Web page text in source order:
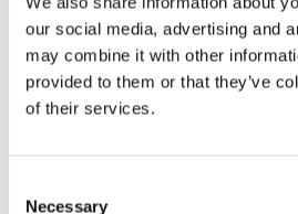
our social media, advertising and
may combine it with other
provided to them or that they’ve
of their services.
Necessary
Sale houses Family, 181 m²
Offer type
Sale
Property type
House
Virtuální prohlídka
360° video
disposition
Family